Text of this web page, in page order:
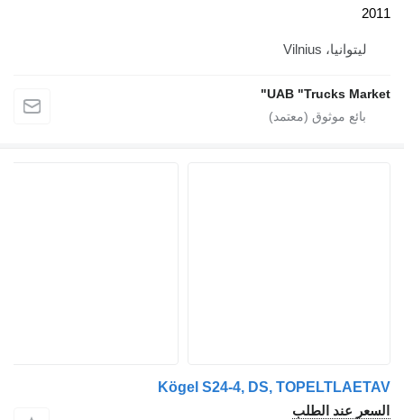
2011
ليتوانيا، Vilnius
UAB "Trucks Market"
Kögel S24-4, DS, TOPELTLAETAV
السعر عند الطلب